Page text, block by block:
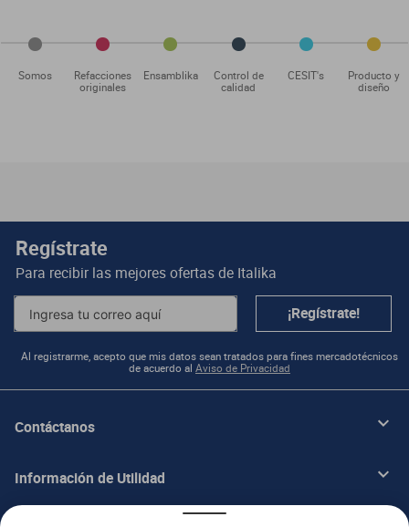
Somos
Refacciones
originales
Ensamblika
Control de
calidad
CESIT's
Producto y
diseño
Regístrate
Para recibir las mejores ofertas de Italika
¡Regístrate!
Al registrarme, acepto que mis datos sean tratados para fines mercadotécnicos
de acuerdo al Aviso de Privacidad
Contáctanos
Información de Utilidad